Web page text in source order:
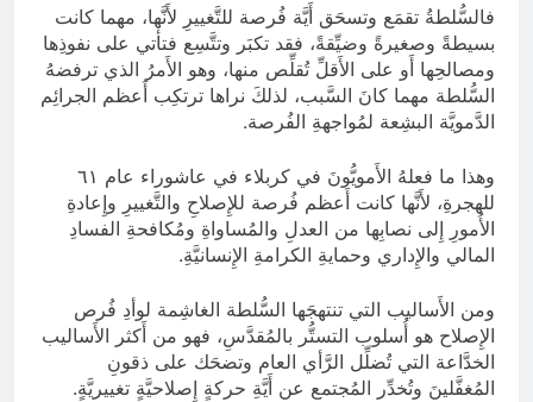
فالسُّلطةُ تقمَع وتسحَق أَيَّة فُرصة للتَّغييرِ لأَنَّها، مهما كانت
بسيطةً وصغيرةً وضيِّقةً، فقد تكبَر وتتَّسِع فتأتي على نفوذِها
ومصالحِها أَو على الأَقلِّ تُقلِّص منها، وهو الأَمرُ الذي ترفضهُ
السُّلطة مهما كانَ السَّبب، لذلكَ نراها ترتكِب أَعظم الجرائِم
الدَّمويَّة البشِعة لمُواجهةِ الفُرصة.
وهذا ما فعلهُ الأَمويُّونَ في كربلاء في عاشوراء عام ٦١
للهجرةِ، لأَنَّها كانت أَعظم فُرصة للإِصلاحِ والتَّغييرِ وإِعادةِ
الأُمورِ إِلى نصابِها من العدلِ والمُساواةِ ومُكافحةِ الفسادِ
المالي والإِداري وحمايةِ الكرامةِ الإِنسانيَّةِ.
ومن الأَساليب التي تنتهجَها السُّلطة الغاشِمة لوأدِ فُرص
الإِصلاح هو أُسلوب التستُّر بالمُقدَّسِ، فهو من أَكثر الأَساليب
الخدَّاعة التي تُضلِّل الرَّأي العام وتضحَك على ذقونِ
المُغفَّلينَ وتُخدِّر المُجتمع عن أَيَّةِ حركةٍ إِصلاحيَّةٍ تغييريَّةٍ.